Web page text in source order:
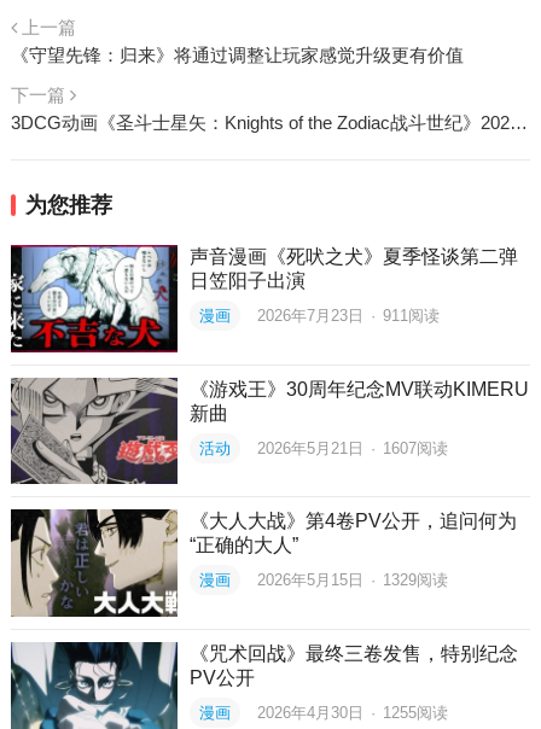
上一篇
《守望先锋：归来》将通过调整让玩家感觉升级更有价值
下一篇
3DCG动画《圣斗士星矢：Knights of the Zodiac战斗世纪》2023年1月1日数位平台上架，改编黄金十二宫篇
为您推荐
声音漫画《死吠之犬》夏季怪谈第二弹
日笠阳子出演
漫画 2026年7月23日 · 911阅读
《游戏王》30周年纪念MV联动KIMERU
新曲
活动 2026年5月21日 · 1607阅读
《大人大战》第4卷PV公开，追问何为
“正确的大人”
漫画 2026年5月15日 · 1329阅读
《咒术回战》最终三卷发售，特别纪念
PV公开
漫画 2026年4月30日 · 1255阅读